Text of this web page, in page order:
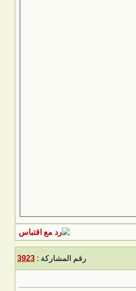
رقم المشاركة : 3923